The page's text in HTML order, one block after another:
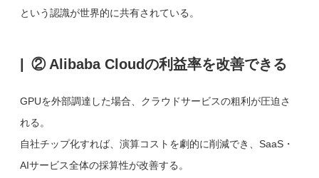
という認識が世界的に共有されている。
② Alibaba Cloudの利益率を改善できる
GPUを外部調達した場合、クラウドサービスの粗利が圧迫さ
れる。
自社チップ化すれば、演算コストを劇的に削減でき、SaaS・
AIサービス全体の採算性が改善する。